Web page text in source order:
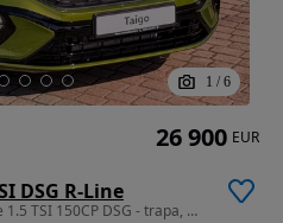
1 / 6
DSG R-Line
1498 cm3 • 150 CP • TAIGO R-Line 1.5 TSI 150CP DSG - trapa, Matrix - full - stoc
26 900 EUR